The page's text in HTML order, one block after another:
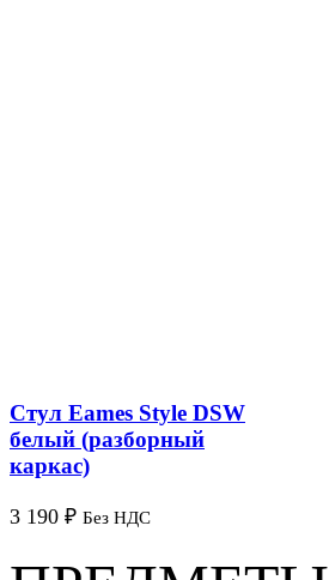
Стул Eames Style DSW
белый (разборный
каркас)
3 190 ₽ Без НДС